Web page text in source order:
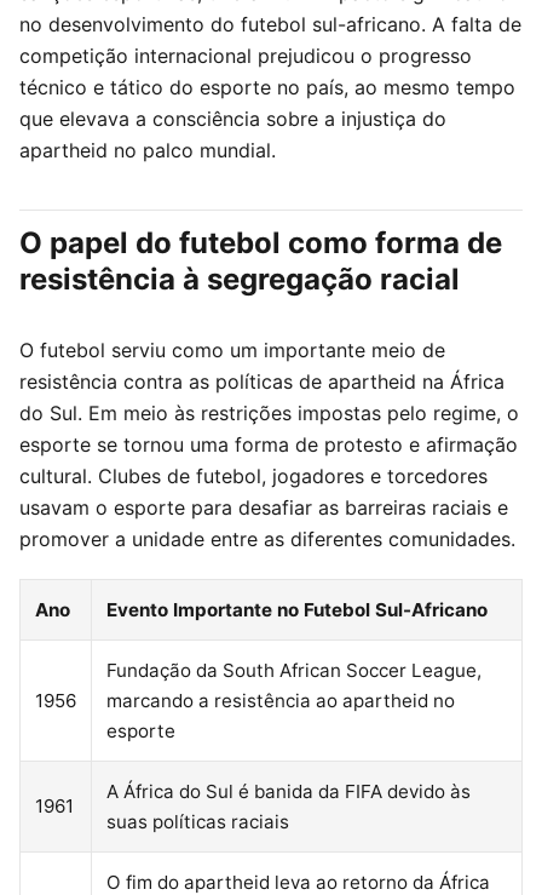
no desenvolvimento do futebol sul-africano. A falta de
competição internacional prejudicou o progresso
técnico e tático do esporte no país, ao mesmo tempo
que elevava a consciência sobre a injustiça do
apartheid no palco mundial.
O papel do futebol como forma de
resistência à segregação racial
O futebol serviu como um importante meio de
resistência contra as políticas de apartheid na África
do Sul. Em meio às restrições impostas pelo regime, o
esporte se tornou uma forma de protesto e afirmação
cultural. Clubes de futebol, jogadores e torcedores
usavam o esporte para desafiar as barreiras raciais e
promover a unidade entre as diferentes comunidades.
Ano Evento Importante no Futebol Sul-Africano
1956
Fundação da South African Soccer League,
marcando a resistência ao apartheid no
esporte
1961
A África do Sul é banida da FIFA devido às
suas políticas raciais
O fim do apartheid leva ao retorno da África